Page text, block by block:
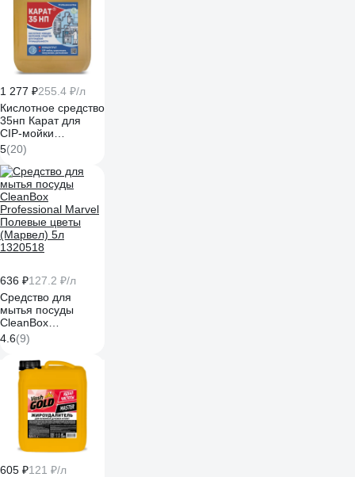
1 277 ₽255.4 ₽/л
Кислотное средство
35нп Карат для
CIP-мойки
пищевого
оборудования,
удаление накипи,
молочного и
пивного камня, 5 л
4607002306015
5(20)
636 ₽127.2 ₽/л
Средство для
мытья посуды
CleanBox
Professional Marvel
Полевые цветы
(Марвел) 5л
1320518
4.6(9)
605 ₽121 ₽/л